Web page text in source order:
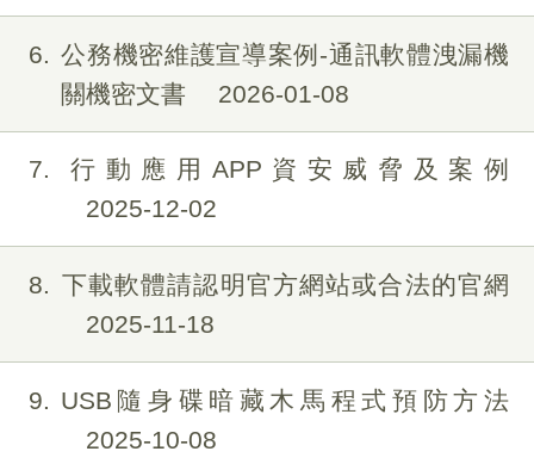
6
公務機密維護宣導案例-通訊軟體洩漏機
關機密文書
2026-01-08
7
行動應用APP資安威脅及案例
2025-12-02
8
下載軟體請認明官方網站或合法的官網
2025-11-18
9
USB隨身碟暗藏木馬程式預防方法
2025-10-08